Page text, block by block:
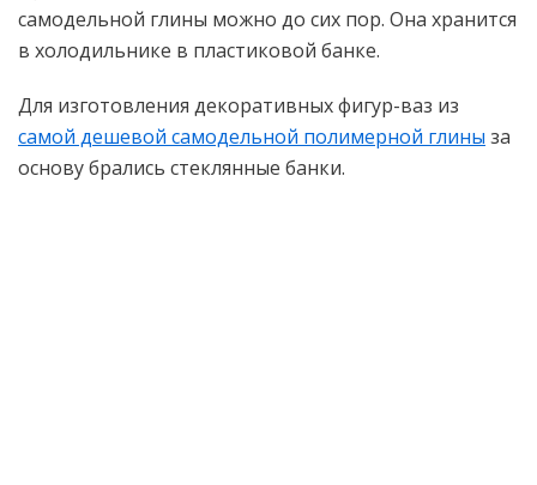
самодельной глины можно до сих пор. Она хранится
в холодильнике в пластиковой банке.
Для изготовления декоративных фигур-ваз из
самой дешевой самодельной полимерной глины за
основу брались стеклянные банки.